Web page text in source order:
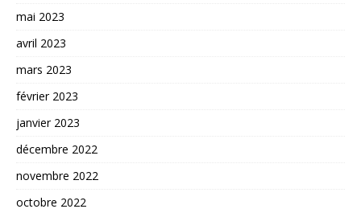
mai 2023
avril 2023
mars 2023
février 2023
janvier 2023
décembre 2022
novembre 2022
octobre 2022